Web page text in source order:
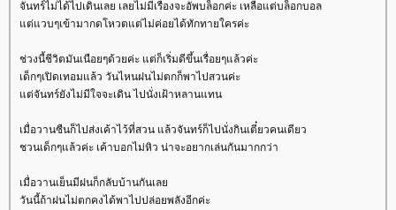
จันทร์ไม่ได้ไปเดินเลย เลยไม่มีเรื่องจะอัพบล็อกค่ะ เหลือแต่บล็อกบอล
ต่แวบๆเข้ามากดโหวตแต่ไม่ค่อยได้ทักทายใครค่ะ
ช่วงนี้ชีวิตมันเนือยๆด้วยค่ะ แต่ก็เริ่มดีขึ้นเรื่อยๆแล้วค่ะ
เด็กๆเปิดเทอมแล้ว วันไหนฝนไม่ตกก็พาไปสวนค่ะ
ต่จันทร์ยังไม่มีใจจะเดิน ไปนั่งเฝ้าหลานแทน
เมื่อวานซืนก็ไปส่งเค้าไว้ที่สวน แล้วจันทร์ก็ไปนั่งกินเตี๋ยวคนเดียว
ชวนเด็กๆแล้วค่ะ เค้าบอกไม่หิว น่าจะอยากเล่นกันมากกว่า
เมื่อวานเย็นมีฝนก็กลับบ้านกันเล
วันนี้ถ้าฝนไม่ตกคงได้พาไปปล่อยพลังอีกค่ะ